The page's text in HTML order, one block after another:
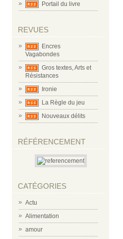
Portail du livre
REVUES
Encres
Vagabondes
Gros textes, Arts et
Résistances
Ironie
La Règle du jeu
Nouveaux délits
RÉFÉRENCEMENT
CATÉGORIES
Actu
Alimentation
amour